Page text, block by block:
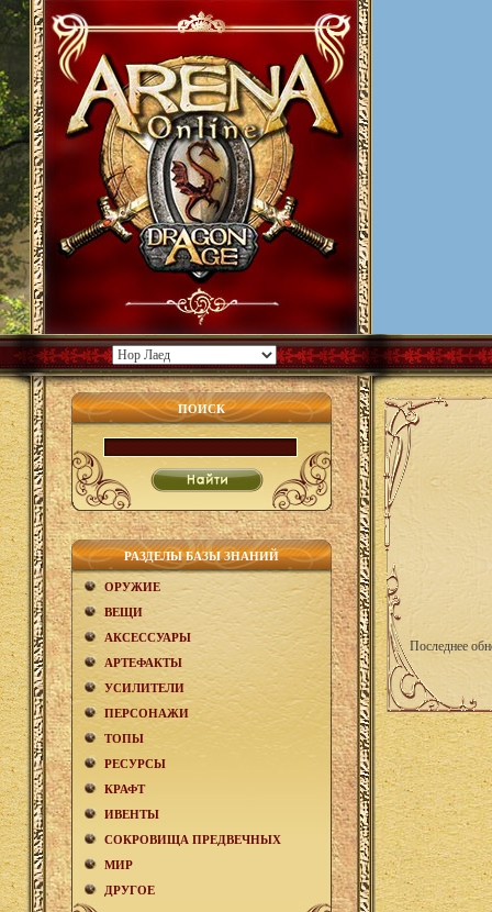
ПОИСК
РАЗДЕЛЫ БАЗЫ ЗНАНИЙ
ОРУЖИЕ
ВЕЩИ
АКCЕСCУАРЫ
АРТЕФАКТЫ
УСИЛИТЕЛИ
ПЕРСОНАЖИ
ТОПЫ
РЕСУРСЫ
КРАФТ
ИВЕНТЫ
СОКРОВИЩА ПРЕДВЕЧНЫХ
МИР
ДРУГОЕ
Последнее